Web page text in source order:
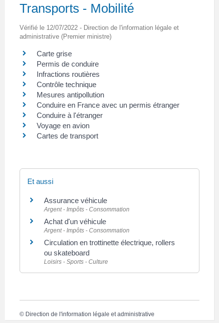
Transports - Mobilité
Vérifié le 12/07/2022 - Direction de l'information légale et
administrative (Premier ministre)
Carte grise
Permis de conduire
Infractions routières
Contrôle technique
Mesures antipollution
Conduire en France avec un permis étranger
Conduire à l'étranger
Voyage en avion
Cartes de transport
Et aussi
Assurance véhicule
Argent - Impôts - Consommation
Achat d'un véhicule
Argent - Impôts - Consommation
Circulation en trottinette électrique, rollers
ou skateboard
Loisirs - Sports - Culture
© Direction de l'information légale et administrative